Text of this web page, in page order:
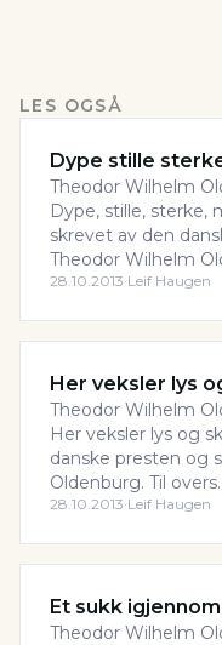
LES OGSÅ
Dype stille
Theodor Wilhelm
Dype, stille, sterke,
skrevet av den
Theodor Wilhelm
28.10.2013·Leif Haugen
Her veksler lys
Theodor Wilhelm
Her veksler lys og
danske presten og
Oldenburg. Til overs..
28.10.2013·Leif Haugen
Et sukk
Theodor Wilhelm